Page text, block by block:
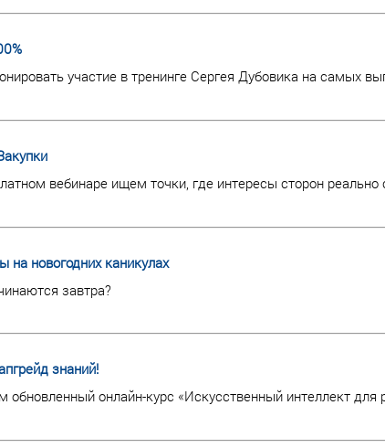
участие в тренинге Сергея Дубовика на самых
вебинаре ищем точки, где интересы сторон реально
на новогодних каникулах
завтра?
знаний!
обновленный онлайн-курс «Искусственный интеллект для